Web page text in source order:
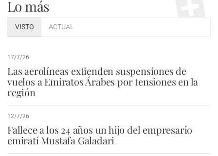
Lo más
VISTO ACTUAL
17/7/26
Las aerolíneas extienden suspensiones de
vuelos a Emiratos Árabes por tensiones en la
región
12/7/26
Fallece a los 24 años un hijo del empresario
emiratí Mustafa Galadari